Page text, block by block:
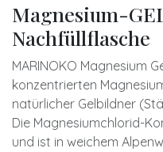
Magnesium-
Nachfüllflasche
MARINOKO Magnesium
konzentrierten
natürlicher Gelbildner
Die Magnesiumchlorid-
und ist in weichem